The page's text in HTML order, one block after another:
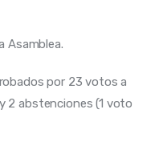
Asamblea.
por 23 votos a
2 abstenciones (1 voto